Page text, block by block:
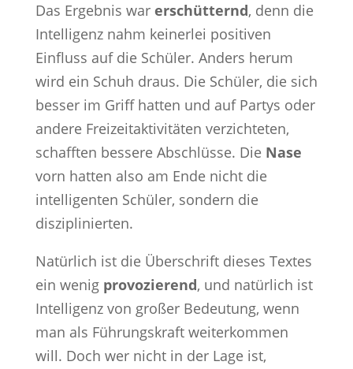
Das Ergebnis war erschütternd, denn die
Intelligenz nahm keinerlei positiven
Einfluss auf die Schüler. Anders herum
wird ein Schuh draus. Die Schüler, die sich
besser im Griff hatten und auf Partys oder
andere Freizeitaktivitäten verzichteten,
schafften bessere Abschlüsse. Die Nase
vorn hatten also am Ende nicht die
intelligenten Schüler, sondern die
disziplinierten.
Natürlich ist die Überschrift dieses Textes
ein wenig provozierend, und natürlich ist
Intelligenz von großer Bedeutung, wenn
man als Führungskraft weiterkommen
will. Doch wer nicht in der Lage ist,